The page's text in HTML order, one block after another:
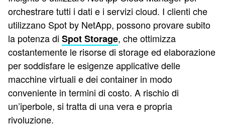
orchestrare tutti i dati e i servizi cloud. I clienti che
utilizzano Spot by NetApp, possono provare subito
la potenza di Spot Storage, che ottimizza
costantemente le risorse di storage ed elaborazione
per soddisfare le esigenze applicative delle
macchine virtuali e dei container in modo
conveniente in termini di costo. A rischio di
un’iperbole, si tratta di una vera e propria
rivoluzione.